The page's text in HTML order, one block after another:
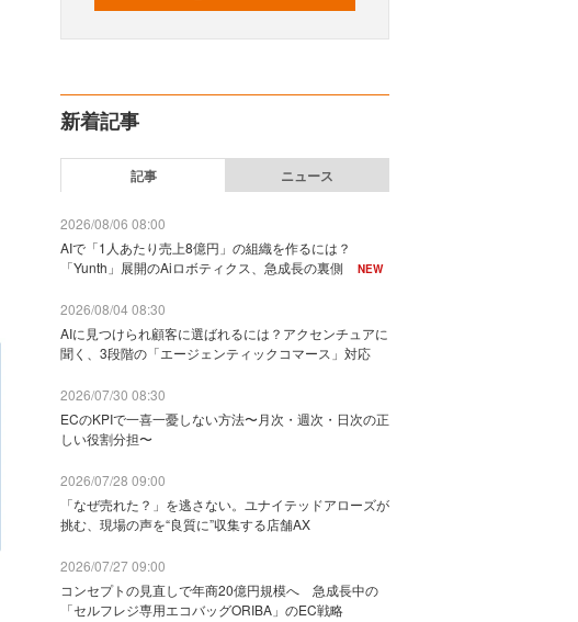
新着記事
記事 ニュース
2026/08/06 08:00
AIで「1人あたり売上8億円」の組織を作るには？
「Yunth」展開のAiロボティクス、急成長の裏側
NEW
2026/08/04 08:30
AIに見つけられ顧客に選ばれるには？アクセンチュアに
聞く、3段階の「エージェンティックコマース」対応
2026/07/30 08:30
ECのKPIで一喜一憂しない方法〜月次・週次・日次の正
しい役割分担〜
2026/07/28 09:00
「なぜ売れた？」を逃さない。ユナイテッドアローズが
挑む、現場の声を“良質に”収集する店舗AX
2026/07/27 09:00
コンセプトの見直しで年商20億円規模へ 急成長中の
「セルフレジ専用エコバッグORIBA」のEC戦略